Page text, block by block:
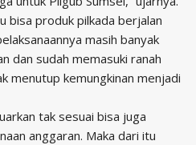
bisa produk pilkada berjalan
masih banyak
dan sudah memasuki ranah
menutup kemungkinan menjadi
tak sesuai bisa juga
anggaran. Maka dari itu